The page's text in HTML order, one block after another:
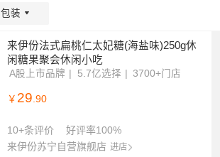
包装
确认
来伊份法式扁桃仁太妃糖(海盐味)250g休
闲糖果聚会休闲小吃
A股上市品牌 5.7亿选择 3700+门店
￥ 29.90
10+条评价
好评率100%
来伊份苏宁自营旗舰店 进店